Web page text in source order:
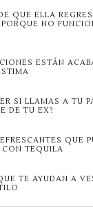
QUE ELLA
NO
ESTÁN
SI LLAMAS A TU
DE TU EX?
QUE
CON TEQUILA
TE AYUDAN A